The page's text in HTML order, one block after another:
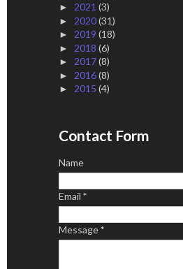
► 2021 (3)
► 2020(31)
► 2019 (18)
► 2018 (6)
► 2017(8)
► 2016(8)
► 2015 (4)
Contact Form
Name
Email *
Message*